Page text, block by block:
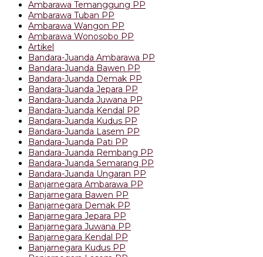
Ambarawa Temanggung PP
Ambarawa Tuban PP
Ambarawa Wangon PP
Ambarawa Wonosobo PP
Artikel
Bandara-Juanda Ambarawa PP
Bandara-Juanda Bawen PP
Bandara-Juanda Demak PP
Bandara-Juanda Jepara PP
Bandara-Juanda Juwana PP
Bandara-Juanda Kendal PP
Bandara-Juanda Kudus PP
Bandara-Juanda Lasem PP
Bandara-Juanda Pati PP
Bandara-Juanda Rembang PP
Bandara-Juanda Semarang PP
Bandara-Juanda Ungaran PP
Banjarnegara Ambarawa PP
Banjarnegara Bawen PP
Banjarnegara Demak PP
Banjarnegara Jepara PP
Banjarnegara Juwana PP
Banjarnegara Kendal PP
Banjarnegara Kudus PP